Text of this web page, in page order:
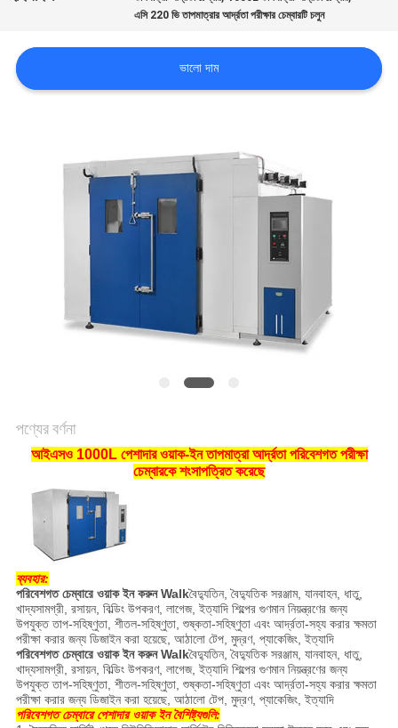
সাথে
যোগাযোগ
নীতি
এসি 220 ভি তাপমাত্রার আর্দ্রতা পরীক্ষার চেম্বারটি চলুন
ভালো দাম
পণ্যের বর্ণনা
আইএসও 1000L পেশাদার ওয়াক-ইন তাপমাত্রা আর্দ্রতা পরিবেশগত পরীক্ষা
চেম্বারকে শংসাপত্রিত করেছে
ব্যবহার:
পরিবেশগত চেম্বারে ওয়াক ইন করুন Walkবৈদ্যুতিন, বৈদ্যুতিক সরঞ্জাম, যানবাহন, ধাতু,
খাদ্যসামগ্রী, রসায়ন, বিল্ডিং উপকরণ, লাগেজ, ইত্যাদি শিল্পের গুণমান নিয়ন্ত্রণের জন্য
উপযুক্ত তাপ-সহিষ্ণুতা, শীতল-সহিষ্ণুতা, শুষ্কতা-সহিষ্ণুতা এবং আর্দ্রতা-সহ্য করার ক্ষমতা
পরীক্ষা করার জন্য ডিজাইন করা হয়েছে, আঠালো টেপ, মুদ্রণ, প্যাকেজিং, ইত্যাদি
পরিবেশগত চেম্বারে ওয়াক ইন করুন Walkবৈদ্যুতিন, বৈদ্যুতিক সরঞ্জাম, যানবাহন, ধাতু,
খাদ্যসামগ্রী, রসায়ন, বিল্ডিং উপকরণ, লাগেজ, ইত্যাদি শিল্পের গুণমান নিয়ন্ত্রণের জন্য
উপযুক্ত তাপ-সহিষ্ণুতা, শীতল-সহিষ্ণুতা, শুষ্কতা-সহিষ্ণুতা এবং আর্দ্রতা-সহ্য করার ক্ষমতা
পরীক্ষা করার জন্য ডিজাইন করা হয়েছে, আঠালো টেপ, মুদ্রণ, প্যাকেজিং, ইত্যাদি
পরিবেশগত চেম্বারে পেশাদার ওয়াক ইন বৈশিষ্ট্যগুলি: